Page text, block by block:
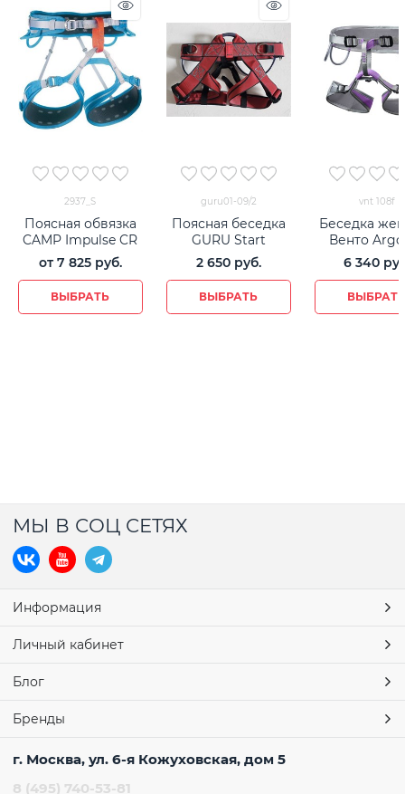
2937_S
Поясная обвязка
CAMP Impulse CR
от 7 825 руб.
ВЫБРАТЬ
guru01-09/2
Поясная беседка
GURU Start
2 650 руб.
ВЫБРАТЬ
vnt 108f
Беседка
Венто
6 340
МЫ В СОЦ СЕТЯХ
Информация
Личный кабинет
Блог
Бренды
г. Москва, ул. 6-я Кожуховская, дом 5
8 (495) 740-53-81